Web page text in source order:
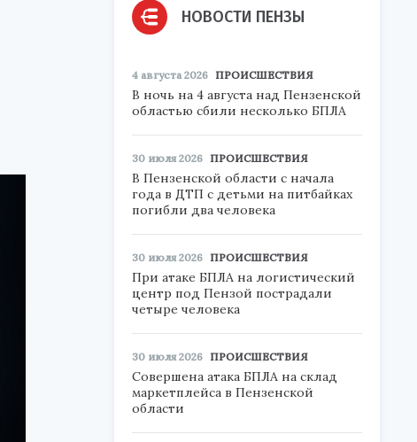
НОВОСТИ ПЕНЗЫ
4 августа 2026 ПРОИСШЕСТВИЯ
В ночь на 4 августа над Пензенской
областью сбили несколько БПЛА
30 июля 2026 ПРОИСШЕСТВИЯ
В Пензенской области с начала
года в ДТП с детьми на питбайках
погибли два человека
30 июля 2026 ПРОИСШЕСТВИЯ
При атаке БПЛА на логистический
центр под Пензой пострадали
четыре человека
30 июля 2026 ПРОИСШЕСТВИЯ
Совершена атака БПЛА на склад
маркетплейса в Пензенской
области